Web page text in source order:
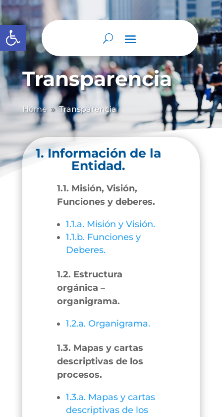
Abrir barra de herramientas
Transparencia
Home 9 Transparencia
1. Información de la
Entidad.
1.1. Misión, Visión,
Funciones y deberes.
1.1.a. Misión y Visión.
1.1.b. Funciones y
Deberes.
1.2. Estructura
orgánica –
organigrama.
1.2.a. Organigrama.
1.3. Mapas y cartas
descriptivas de los
procesos.
1.3.a. Mapas y cartas
descriptivas de los